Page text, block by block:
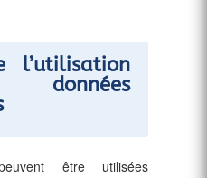
l’utilisation
être utilisées